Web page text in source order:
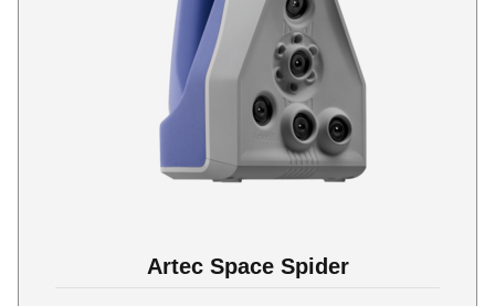
Artec Space Spider